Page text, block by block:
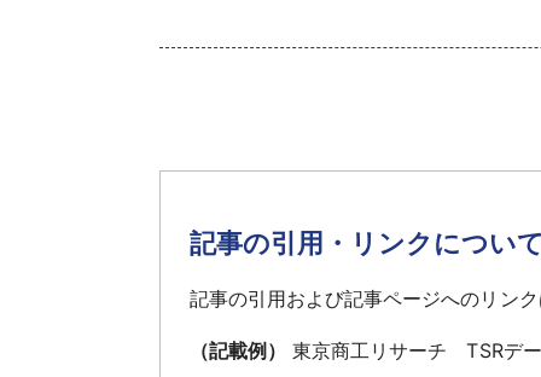
記事の引用・リンクについて
記事の引用および記事ページへのリン
（記載例） 東京商工リサーチ TSRデ